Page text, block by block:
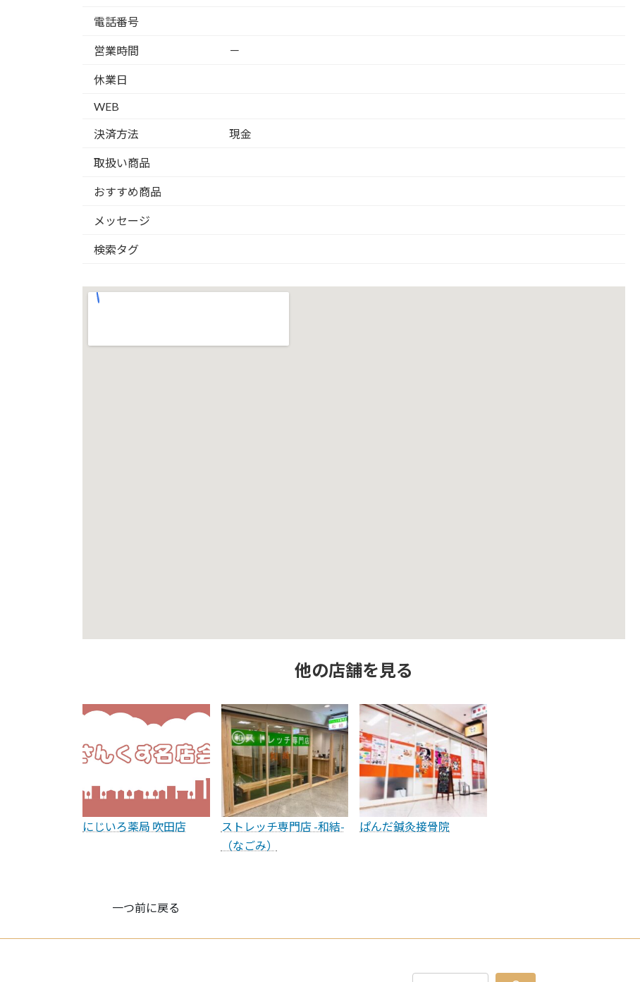
電話番号
営業時間 －
休業日
WEB
決済方法 現金
取扱い商品
おすすめ商品
メッセージ
検索タグ
他の店舗を見る
にじいろ薬局 吹田店
ストレッチ専門店 -和結-
（なごみ）
ぱんだ鍼灸接骨院
一つ前に戻る